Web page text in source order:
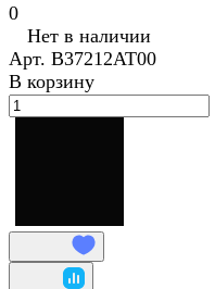
0
Нет в наличии
Арт. B37212AT00
В корзину